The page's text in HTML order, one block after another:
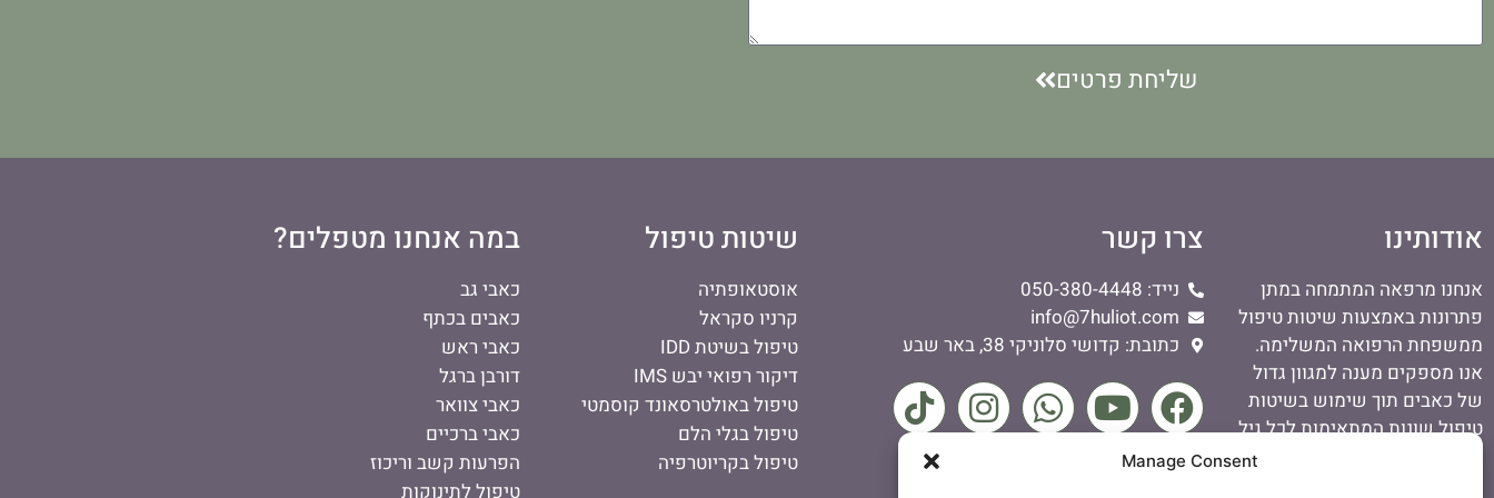
Manage Consent
שליחת פרטים
אודותינו
אנחנו מרפאה המתמחה במתן
פתרונות באמצעות שיטות טיפול
ממשפחת הרפואה המשלימה.
אנו מספקים מענה למגוון גדול
של כאבים תוך שימוש בשיטות
טיפול שונות המתאימות לכל גיל,
צרו קשר
נייד: 050-380-4448
info@7huliot.com
כתובת: קדושי סלוניקי 38, באר שבע
הצהרת נגישות
שיטות טיפול
אוסטאופתיה
קרניו סקראל
טיפול בשיטת IDD
דיקור רפואי יבש IMS
טיפול באולטרסאונד קוסמטי
טיפול בגלי הלם
טיפול בקריוטרפיה
במה אנחנו מטפלים?
כאבי גב
כאבים בכתף
כאבי ראש
דורבן ברגל
כאבי צוואר
כאבי ברכיים
הפרעות קשב וריכוז
טיפול לתינוקות